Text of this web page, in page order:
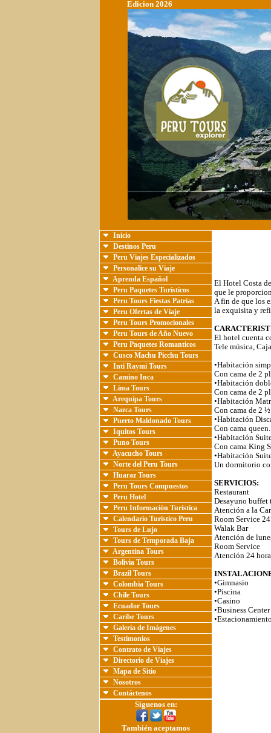
Edicion 2026
Inicio
Destinos Peru
Peru Viajes Especializados
Personalice su Viaje
Aprenda Español
Peru Paquetes Turísticos
Peru Tours Fiestas Patrias
Peru Ofertas de Viaje
Peru Tours Promocionales
Peru Tours de Año Nuevo
Peru Paquetes Romanticos
Cusco Machu Picchu Tours
Inti Raymi Tours
Camino Inca
Lima Tours
Arequipa Tours
Nazca Tours
Puerto Maldonado Tours
Iquitos Tours
Puno Tours
Ayacucho Tours
Norte del Peru Tours
Huaraz Tours
Peru Tours Compuestos
Peru Hotel
Peru Información Turística
Calendario Turistico Peru
Tours de Lujo
Tours de Temporada Baja
Argentina Tours
Bolivia Tours
Brazil Tours
Colombia Tours
Chile Tours
Ecuador Tours
Caribe Tours
Galería de Imágenes
Testimonios
Contrato de Viajes
Directorio de Viajes
Mapa de Sitio
Nosotros
Contáctenos
Síguenos en:
También aceptamos
El Hotel Costa
que le
A fin de que los
la exquisita y
El hotel cuenta
Tele música,
•Habitación
Con cama de 2
•Habitación
Con cama de 2
•Habitación
Con cama de 2
•Habitación
Con cama queen.
•Habitación
Con cama King
•Habitación
Un dormitorio
SERVICIOS:
Restaurant
Desayuno buffet
Atención a la
Room Service
Walak Bar
Atención de
Room Service
Atención 24
•Gimnasio
•Piscina
•Casino
•Business Center